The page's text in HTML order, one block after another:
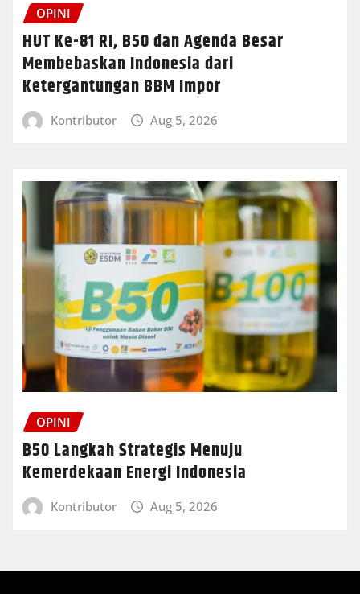
OPINI
HUT Ke-81 RI, B50 dan Agenda Besar
Membebaskan Indonesia dari
Ketergantungan BBM Impor
Kontributor Aug 5, 2026
OPINI
B50 Langkah Strategis Menuju
Kemerdekaan Energi Indonesia
Kontributor Aug 5, 2026